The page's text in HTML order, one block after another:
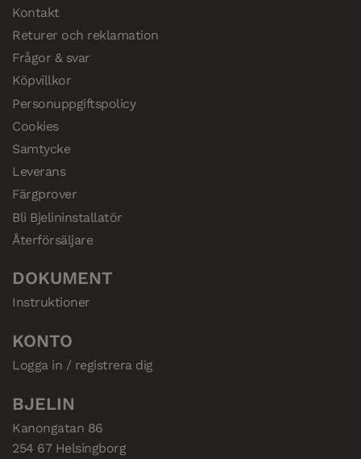
Kontakt
Returer och reklamation
Frågor & svar
Köpvillkor
Personuppgiftspolicy
Cookies
Samtycke
Leverans
Färgprover
Bli Bjelininstallatör
Återförsäljare
DOKUMENT
Instruktioner
KONTO
Logga in / registrera dig
BJELIN
Kanongatan 86
254 67 Helsingborg